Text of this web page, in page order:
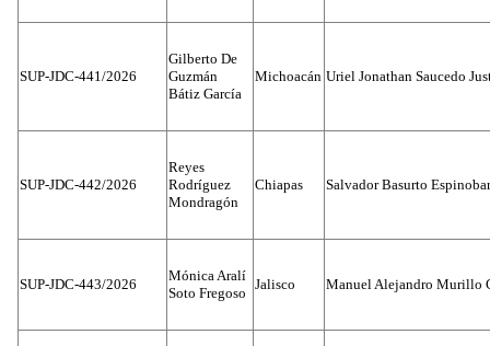
SUP-JDC-441/2026
Gilberto De
Guzmán
Bátiz García
Michoacán Uriel Jonathan Saucedo
SUP-JDC-442/2026
Reyes
Rodríguez
Mondragón
Chiapas Salvador Basurto
SUP-JDC-443/2026
Mónica Aralí
Soto Fregoso
Jalisco Manuel Alejandro Murillo